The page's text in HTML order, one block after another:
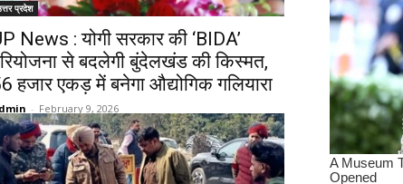
प्रदेश
News : योगी सरकार की ‘BIDA’
से बदलेगी बुंदेलखंड की किस्मत,
हजार एकड़ में बनेगा औद्योगिक गलियारा
- February 9, 2026